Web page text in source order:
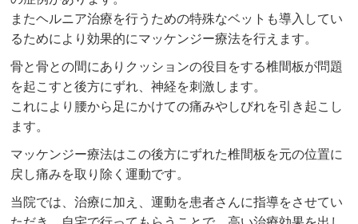
またヘルニア治療を行うための特殊なベットも導入してい
るためにより効果的にマッケンジー療法を行えます。
骨と骨との間にありクッションの役目をする椎間板が問題
を起こすと後方にずれ、神経を刺激します。
これにより腰から足にかけての痛みやしびれを引き起こし
ます。
マッケンジー療法はこの後方にずれた椎間板を元の位置に
戻し痛みを取り除く運動です。
当院では、治療に加え、運動を患者さんに指導をさせてい